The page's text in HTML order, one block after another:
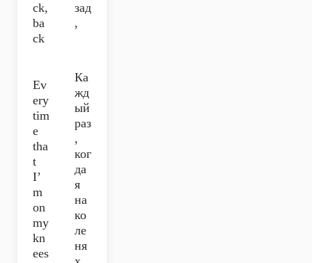
ck,
ba
ck
зад
,
Ev
ery
tim
e
tha
t
I’
m
on
my
kn
ees
Ка
жд
ый
раз
,
ког
да
я
на
ко
ле
ня